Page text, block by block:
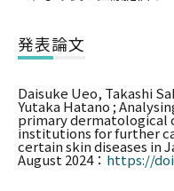
発表論文
Daisuke Ueo, Takashi
Yutaka Hatano ;
primary dermatological
institutions for further
certain skin diseases in
August 2024： https://